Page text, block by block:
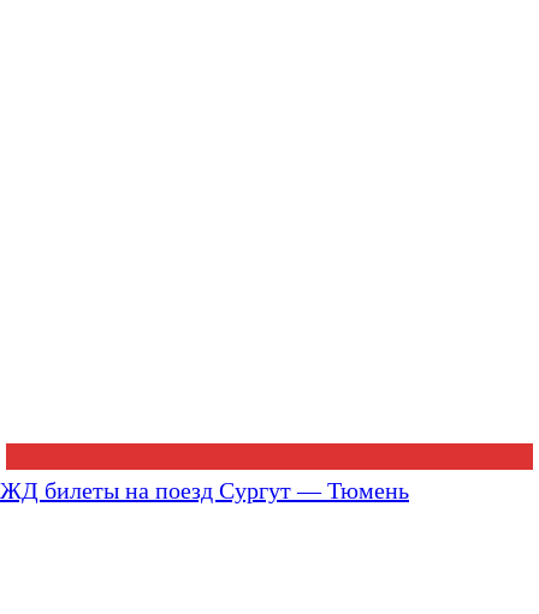
ЖД билеты на поезд Сургут — Тюмень